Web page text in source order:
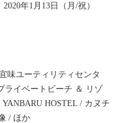
年1月13日（月/祝）
ユーティリティセンタ
ライベートビーチ ＆ リゾ
HOSTEL / カヌチ
/ ほか